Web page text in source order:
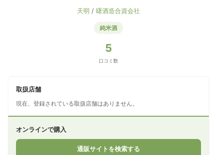
天明 / 曙酒造合資会社
純米酒
5
口コミ数
取扱店舗
現在、登録されている取扱店舗はありません。
オンラインで購入
通販サイトを検索する